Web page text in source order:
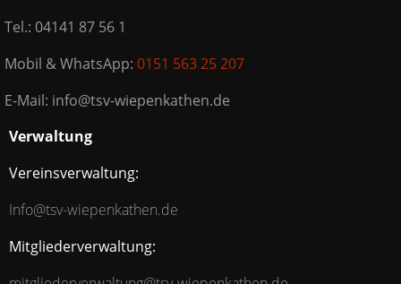
Tel.: 04141 87 56 1
Mobil & WhatsApp: 0151 563 25 207
E-Mail: info@tsv-wiepenkathen.de
Verwaltung
Vereinsverwaltung:
Info@tsv-wiepenkathen.de
Mitgliederverwaltung: